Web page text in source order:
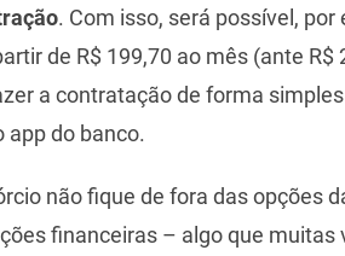
. Com isso, será possível,
de R$ 199,70 ao mês (ante
a contratação de forma
do banco.
não fique de fora das opções
financeiras – algo que muitas